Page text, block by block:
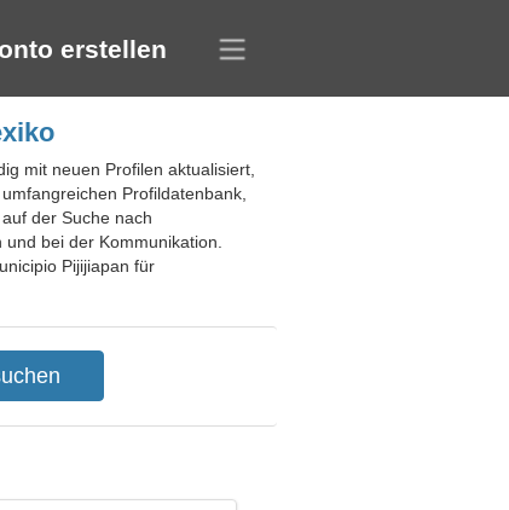
erstellen
mit neuen Profilen aktualisiert,
Profildatenbank,
der Suche nach
bei der Kommunikation.
Pijijiapan für